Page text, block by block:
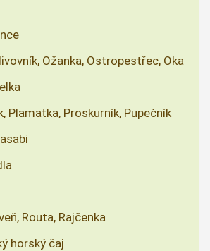
Ožanka, Ostropestřec, Oka
Plamatka, Proskurník, Pupečník
Routa, Rajčenka
horský čaj